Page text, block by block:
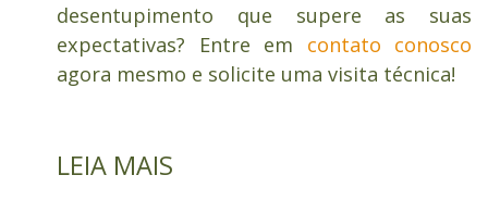
desentupimento que supere as suas
expectativas? Entre em contato conosco
agora mesmo e solicite uma visita técnica!
LEIA MAIS